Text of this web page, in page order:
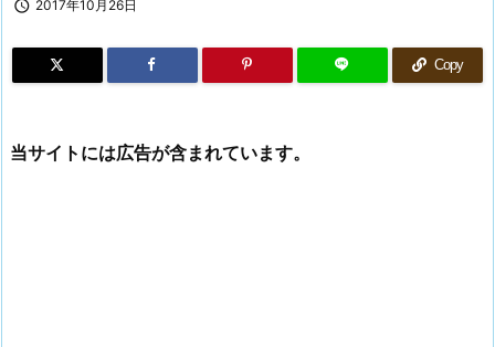
 2017年10月26日
Copy
当サイトには広告が含まれています。